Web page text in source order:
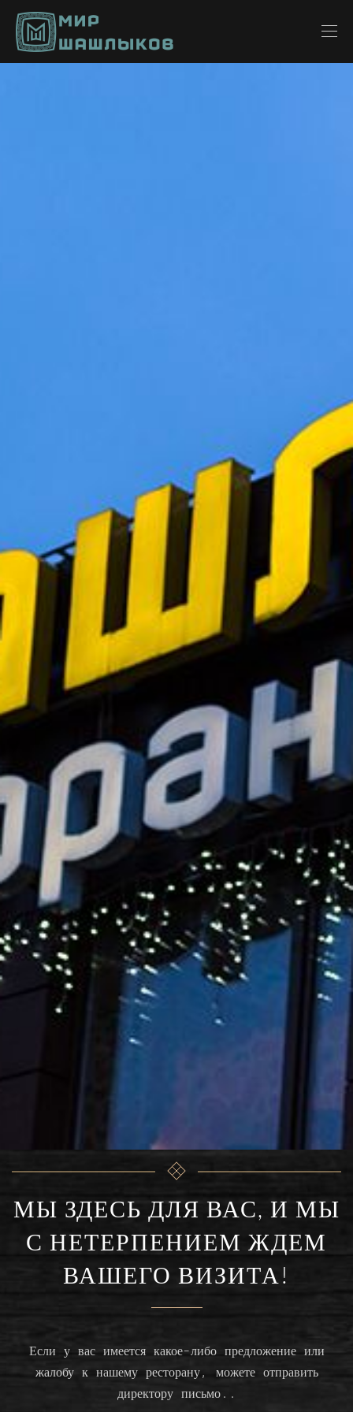
МЫ ЗДЕСЬ ДЛЯ ВАС, И МЫ
С НЕТЕРПЕНИЕМ ЖДЕМ
ВАШЕГО ВИЗИТА!
Если у вас имеется какое-либо предложение или
жалобу к нашему ресторану, можете отправить
директору письмо..